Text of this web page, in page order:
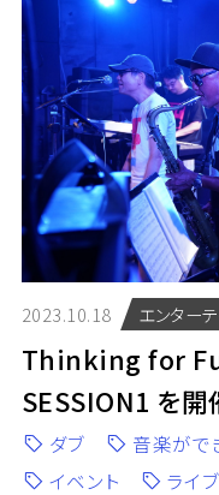
2023.10.18 エンター
Thinking for
SESSION1 を開
ダブ
音楽がで
イベント
ライブ